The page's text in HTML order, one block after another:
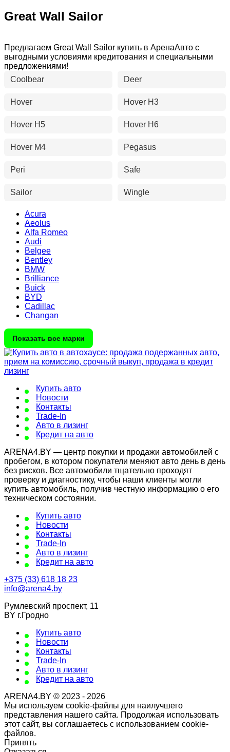
Great Wall Sailor
Предлагаем Great Wall Sailor купить в АренаАвто с
выгодными условиями кредитования и специальными
предложениями!
Coolbear
Deer
Hover Hover H3
Hover H5 Hover H6
Hover M4 Pegasus
Peri Safe
Sailor Wingle
Acura
Aeolus
Alfa Romeo
Audi
Belgee
Bentley
BMW
Brilliance
Buick
BYD
Cadillac
Changan
Показать все марки
Купить авто
Новости
Контакты
Trade-In
Авто в лизинг
Кредит на авто
ARENA4.BY — центр покупки и продажи автомобилей с
пробегом, в котором покупатели меняют авто день в день
без рисков. Все автомобили тщательно проходят
проверку и диагностику, чтобы наши клиенты могли
купить автомобиль, получив честную информацию о его
техническом состоянии.
Купить авто
Новости
Контакты
Trade-In
Авто в лизинг
Кредит на авто
+375 (33) 618 18 23
info@arena4.by
Румлевский проспект, 11
BY г.Гродно
Купить авто
Новости
Контакты
Trade-In
Авто в лизинг
Кредит на авто
ARENA4.BY © 2023 - 2026
Мы используем cookie-файлы для наилучшего
представления нашего сайта. Продолжая использовать
этот сайт, вы соглашаетесь с использованием cookie-
файлов.
Принять